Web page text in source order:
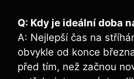
Q: Kdy je ideální doba
A: Nejlepší čas na
obvykle od konce
před tím, než začnou